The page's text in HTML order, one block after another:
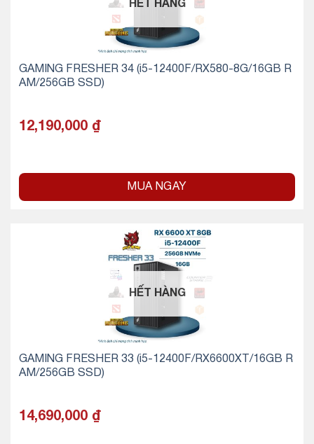
HẾT HÀNG
GAMING FRESHER 34 (i5-12400F/RX580-8G/16GB R
AM/256GB SSD)
12,190,000 ₫
MUA NGAY
HẾT HÀNG
GAMING FRESHER 33 (i5-12400F/RX6600XT/16GB R
AM/256GB SSD)
14,690,000 ₫